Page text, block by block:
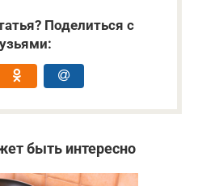
Поделиться с
быть интересно